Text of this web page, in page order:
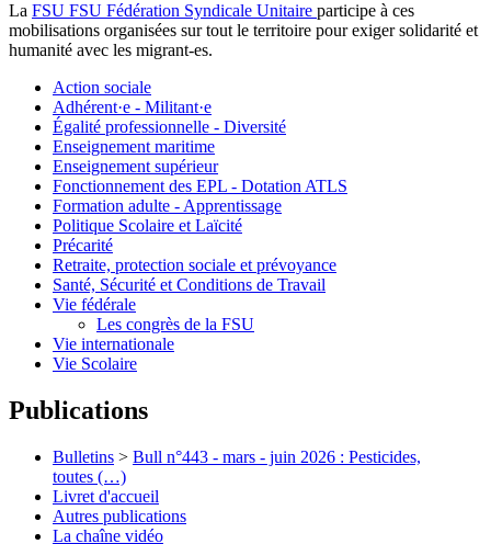
La FSU FSU Fédération Syndicale Unitaire participe à ces
mobilisations organisées sur tout le territoire pour exiger solidarité et
humanité avec les migrant-es.
Action sociale
Adhérent·e - Militant·e
Égalité professionnelle - Diversité
Enseignement maritime
Enseignement supérieur
Fonctionnement des EPL - Dotation ATLS
Formation adulte - Apprentissage
Politique Scolaire et Laïcité
Précarité
Retraite, protection sociale et prévoyance
Santé, Sécurité et Conditions de Travail
Vie fédérale
Les congrès de la FSU
Vie internationale
Vie Scolaire
Publications
Bulletins > Bull n°443 - mars - juin 2026 : Pesticides,
toutes (…)
Livret d'accueil
Autres publications
La chaîne vidéo